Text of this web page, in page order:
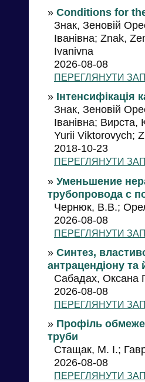
» Conditions for
Знак, Зеновій
Іванівна; Znak,
Ivanivna
2026-08-08
ПЕРЕГЛЯНУТИ
» Інтенсифікація
Знак, Зеновій
Іванівна;
Yurii Viktorovych;
2018-10-23
ПЕРЕГЛЯНУТИ
» Уменьшение
трубопровода с
Чернюк, В.В.;
2026-08-08
ПЕРЕГЛЯНУТИ
» Синтез,
антрацендіону та
Сабадах, Оксана
2026-08-08
ПЕРЕГЛЯНУТИ
» Профіль
труби
Стащак, М. І.;
2026-08-08
ПЕРЕГЛЯНУТИ